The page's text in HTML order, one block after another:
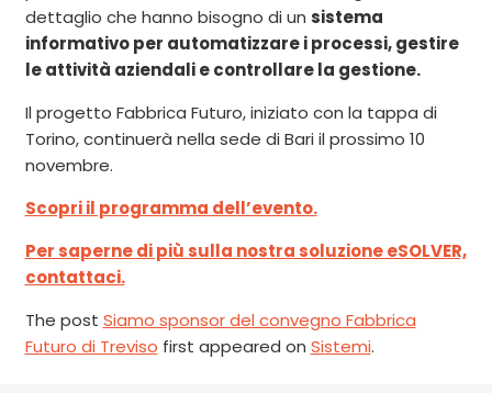
dettaglio che hanno bisogno di un sistema
informativo per automatizzare i processi, gestire
le attività aziendali e controllare la gestione.
Il progetto Fabbrica Futuro, iniziato con la tappa di
Torino, continuerà nella sede di Bari il prossimo 10
novembre.
Scopri il programma dell’evento.
Per saperne di più sulla nostra soluzione eSOLVER,
contattaci.
The post Siamo sponsor del convegno Fabbrica
Futuro di Treviso first appeared on Sistemi.